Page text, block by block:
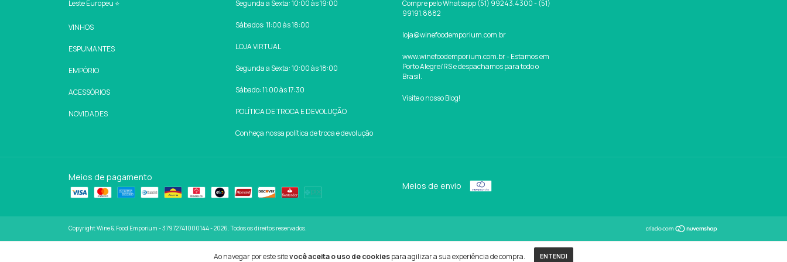
Ao navegar por este sitevocê aceita o uso de cookiespara agilizar a sua experiência de compra. ENTENDI
Leste Europeu ⭐
VINHOS
ESPUMANTES
EMPÓRIO
ACESSÓRIOS
NOVIDADES
Segunda a Sexta: 10:00 às 19:00
Sábados: 11:00 às 18:00
LOJA VIRTUAL
Segunda a Sexta: 10:00 às 18:00
Sábado: 11:00 às 17:30
POLÍTICA DE TROCA E DEVOLUÇÃO
Conheça nossa política de troca e devolução
Compre pelo Whatsapp (51) 99243.4300 - (51)
99191.8882
loja@winefoodemporium.com.br
www.winefoodemporium.com.br - Estamos em
Porto Alegre/RS e despachamos para todo o
Brasil.
Visite o nosso Blog!
Meios de pagamento
Meios de envio
Copyright Wine & Food Emporium - 37972741000144 - 2026. Todos os direitos reservados.